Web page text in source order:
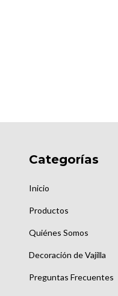
Categorías
Inicio
Productos
Quiénes Somos
Decoración de Vajilla
Preguntas Frecuentes